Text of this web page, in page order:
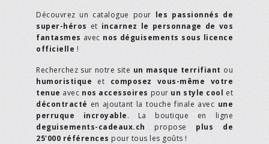
Découvrez un catalogue pour les passionnés de
super-héros et incarnez le personnage de vos
fantasmes avec nos déguisements sous licence
officielle !
Recherchez sur notre site un masque terrifiant ou
humoristique et composez vous-même votre
tenue avec nos accessoires pour un style cool et
décontracté en ajoutant la touche finale avec une
perruque incroyable. La boutique en ligne
deguisements-cadeaux.ch propose plus de
25'000 références pour tous les goûts !